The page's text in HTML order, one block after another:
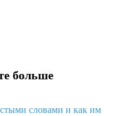
больше
словами и как им